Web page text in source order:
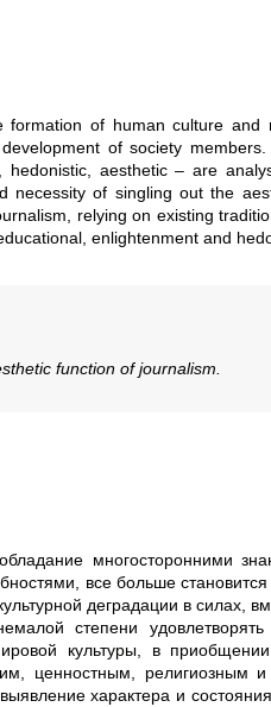
of human culture
of society
aesthetic – are
necessity of singling out the
relying on existing
enlightenment and
function of journalism.
многосторонними
все больше
деградации в силах,
степени
культуры, в
ценностным, религиозным
характера и